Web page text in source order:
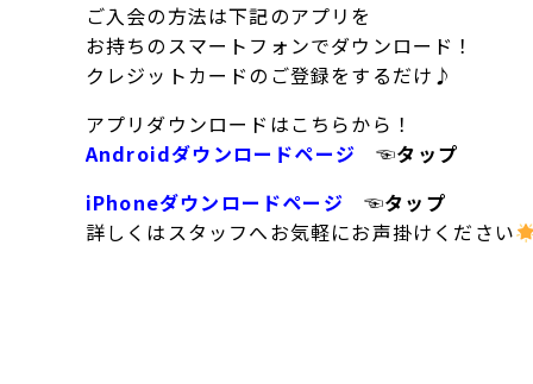
ご入会の方法は下記のアプリを
お持ちのスマートフォンでダウンロード！
クレジットカードのご登録をするだけ♪
アプリダウンロードはこちらから！
Androidダウンロードページ ☜タップ
iPhoneダウンロードページ ☜タップ
詳しくはスタッフへお気軽にお声掛けください